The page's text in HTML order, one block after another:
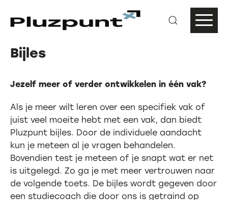
Bijles
Jezelf meer of verder ontwikkelen in één vak?
Als je meer wilt leren over een specifiek vak of
juist veel moeite hebt met een vak, dan biedt
Pluzpunt bijles. Door de individuele aandacht
kun je meteen al je vragen behandelen.
Bovendien test je meteen of je snapt wat er net
is uitgelegd. Zo ga je met meer vertrouwen naar
de volgende toets. De bijles wordt gegeven door
een studiecoach die door ons is getraind op